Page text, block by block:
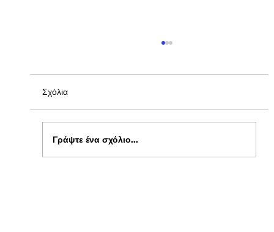
Σχόλια
Γράψτε ένα σχόλιο...